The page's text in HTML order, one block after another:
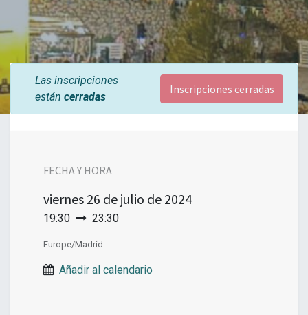
Las inscripciones
están cerradas
Inscripciones cerradas
FECHA Y HORA
viernes 26 de julio de 2024
19:30 23:30
Europe/Madrid
Añadir al calendario